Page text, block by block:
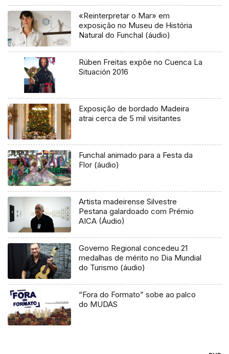
«Reinterpretar o Mar» em
exposição no Museu de História
Natural do Funchal (áudio)
Rúben Freitas expõe no Cuenca La
Situación 2016
Exposição de bordado Madeira
atrai cerca de 5 mil visitantes
Funchal animado para a Festa da
Flor (áudio)
Artista madeirense Silvestre
Pestana galardoado com Prémio
AICA (Áudio)
Governo Regional concedeu 21
medalhas de mérito no Dia Mundial
do Turismo (áudio)
“Fora do Formato” sobe ao palco
do MUDAS